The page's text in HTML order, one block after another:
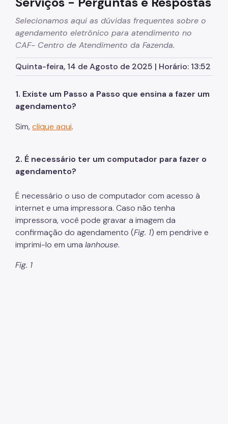
Contas Públicas
Legislação
Notícias
Selecionamos aqui as dúvidas frequentes sobre o
agendamento eletrônico para atendimento no
CAF- Centro de Atendimento da Fazenda.
Quinta-feira, 14 de Agosto de 2025 | Horário: 13:52
1. Existe um Passo a Passo que ensina a fazer um
agendamento?
Sim, clique aqui.
2. É necessário ter um computador para fazer o
agendamento?
É necessário o uso de computador com acesso à
internet e uma impressora. Caso não tenha
impressora, você pode gravar a imagem da
confirmação do agendamento (Fig. 1) em pendrive e
imprimi-lo em uma lanhouse.
Fig. 1